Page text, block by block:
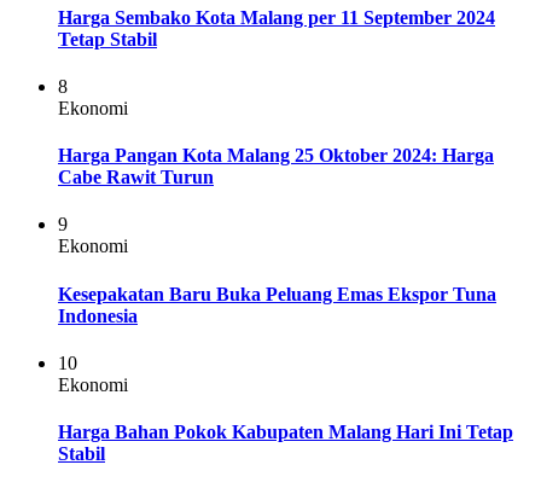
Harga Sembako Kota Malang per 11 September 2024
Tetap Stabil
8
Ekonomi
Harga Pangan Kota Malang 25 Oktober 2024: Harga
Cabe Rawit Turun
9
Ekonomi
Kesepakatan Baru Buka Peluang Emas Ekspor Tuna
Indonesia
10
Ekonomi
Harga Bahan Pokok Kabupaten Malang Hari Ini Tetap
Stabil